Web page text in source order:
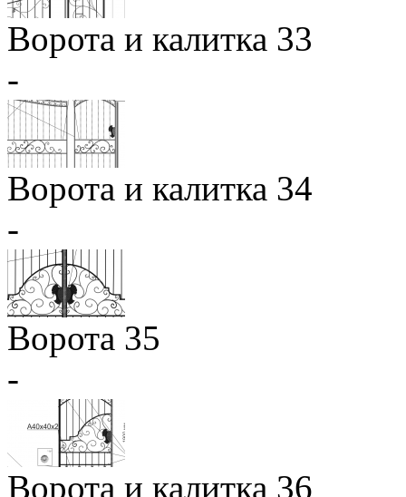
Ворота и калитка 33
-
Ворота и калитка 34
-
Ворота 35
-
Ворота и калитка 36